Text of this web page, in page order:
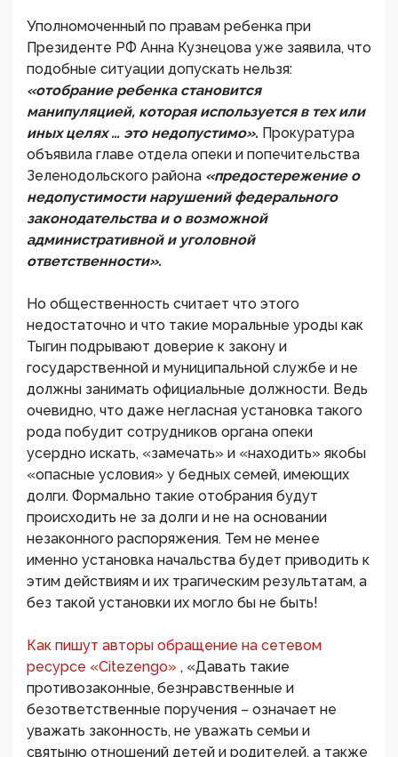
Уполномоченный по правам ребенка при
Президенте РФ Анна Кузнецова уже заявила, что
подобные ситуации допускать нельзя:
«отобрание ребенка становится
манипуляцией, которая используется в тех или
иных целях … это недопустимо». Прокуратура
объявила главе отдела опеки и попечительства
Зеленодольского района «предостережение о
недопустимости нарушений федерального
законодательства и о возможной
административной и уголовной
ответственности».
Но общественность считает что этого
недостаточно и что такие моральные уроды как
Тыгин подрывают доверие к закону и
государственной и муниципальной службе и не
должны занимать официальные должности. Ведь
очевидно, что даже негласная установка такого
рода побудит сотрудников органа опеки
усердно искать, «замечать» и «находить» якобы
«опасные условия» у бедных семей, имеющих
долги. Формально такие отобрания будут
происходить не за долги и не на основании
незаконного распоряжения. Тем не менее
именно установка начальства будет приводить к
этим действиям и их трагическим результатам, а
без такой установки их могло бы не быть!
Как пишут авторы обращение на сетевом
ресурсе «Citezengo» , «Давать такие
противозаконные, безнравственные и
безответственные поручения – означает не
уважать законность, не уважать семьи и
святыню отношений детей и родителей, а также